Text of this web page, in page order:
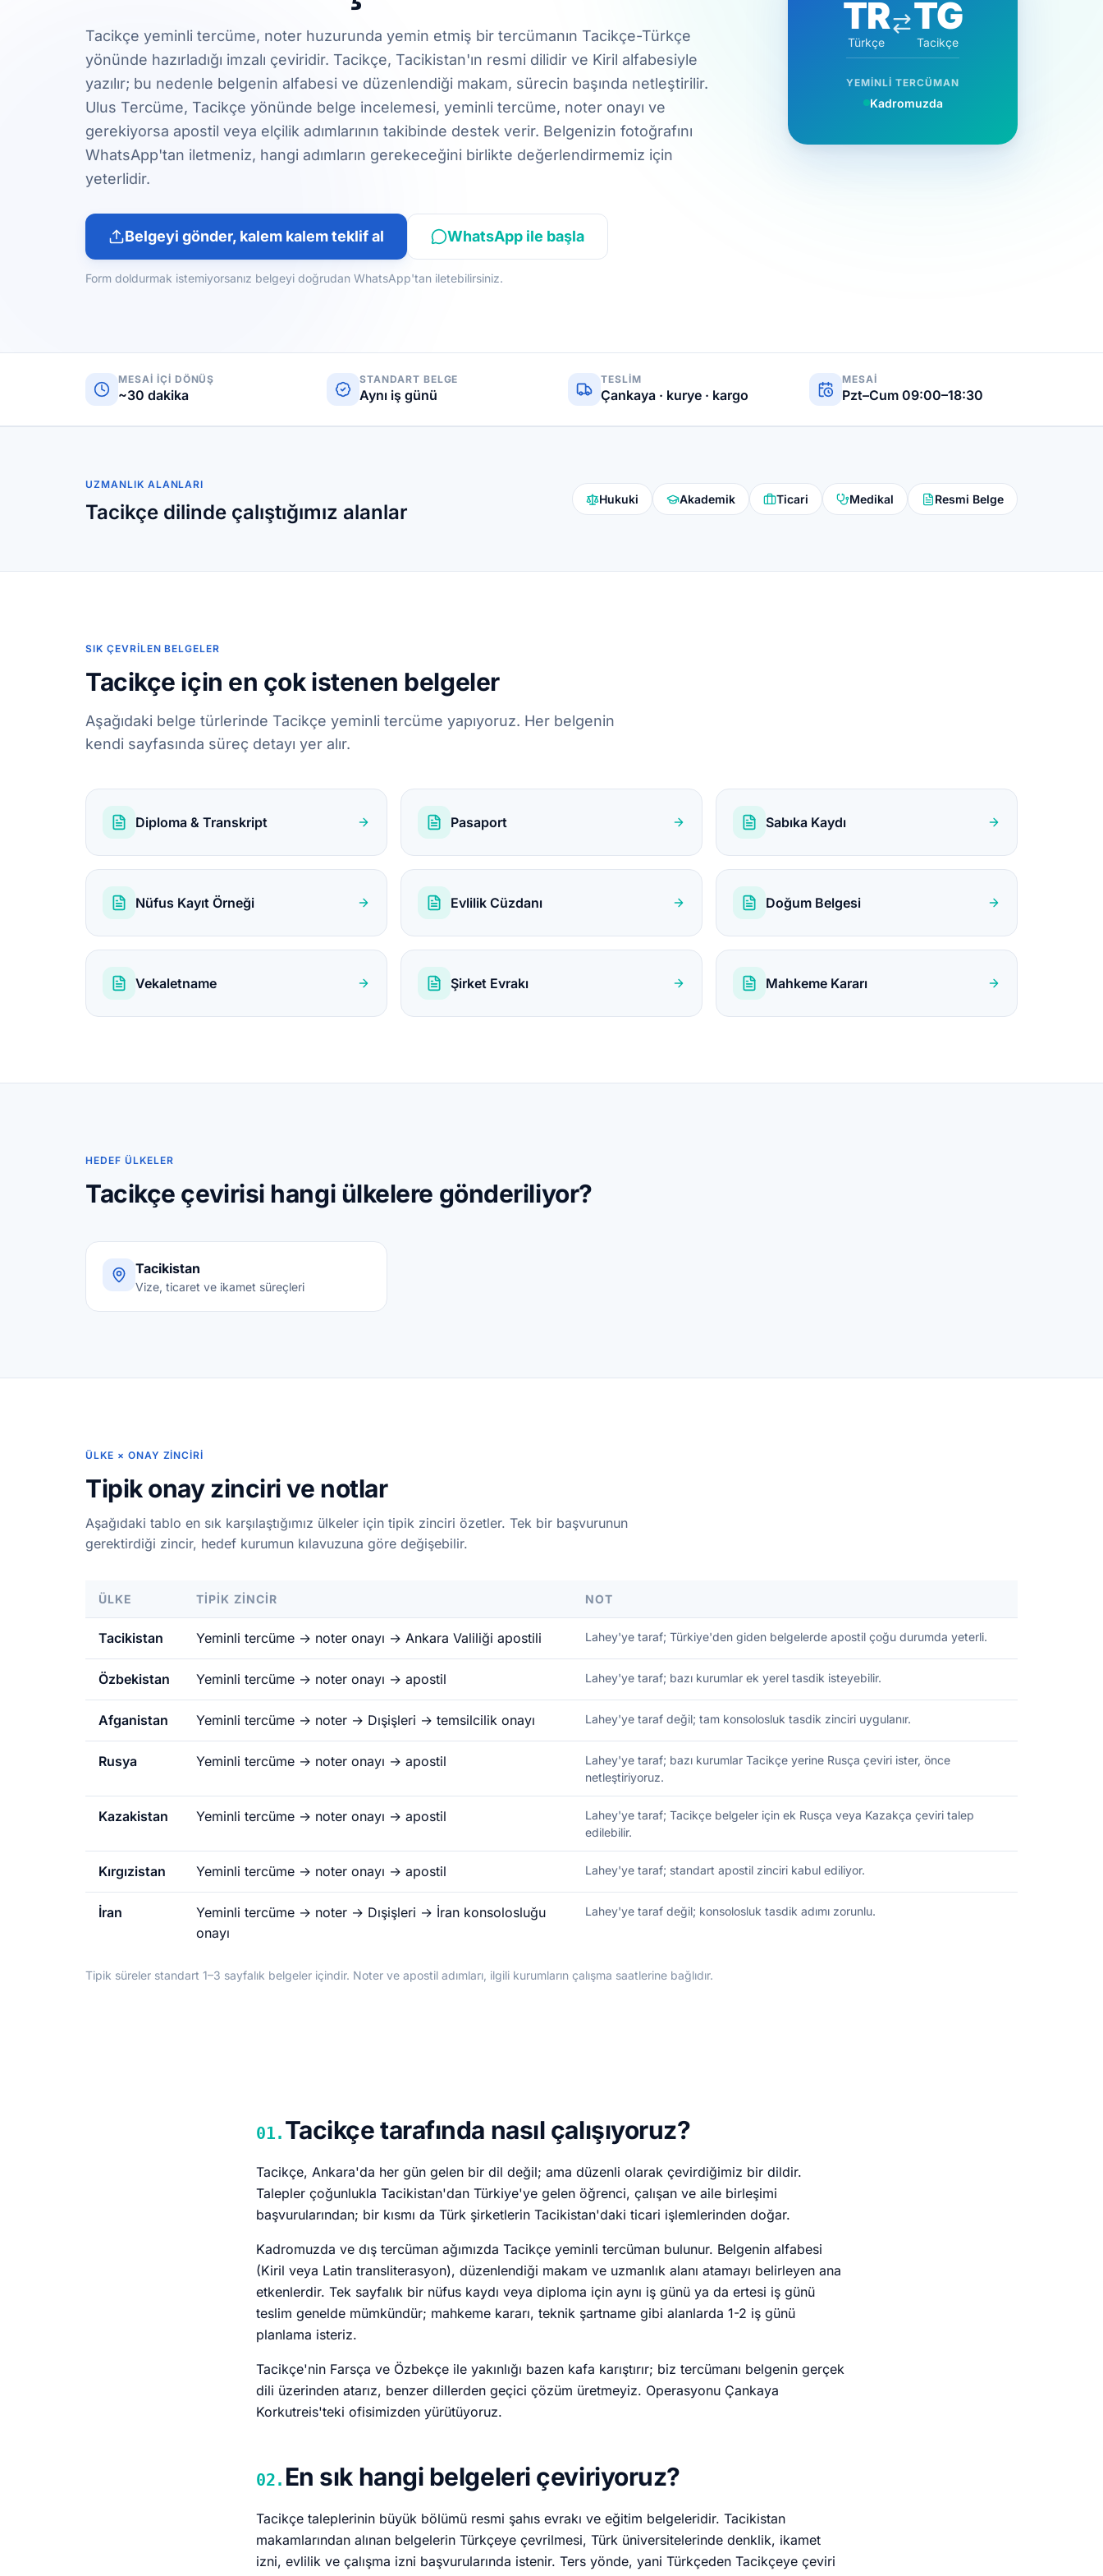
Tacikçe yeminli tercüme, noter huzurunda yemin etmiş bir tercümanın Tacikçe-Türkçe
yönünde hazırladığı imzalı çeviridir. Tacikçe, Tacikistan'ın resmi dilidir ve Kiril alfabesiyle
yazılır; bu nedenle belgenin alfabesi ve düzenlendiği makam, sürecin başında netleştirilir.
Ulus Tercüme, Tacikçe yönünde belge incelemesi, yeminli tercüme, noter onayı ve
gerekiyorsa apostil veya elçilik adımlarının takibinde destek verir. Belgenizin fotoğrafını
WhatsApp'tan iletmeniz, hangi adımların gerekeceğini birlikte değerlendirmemiz için
yeterlidir.
Belgeyi gönder, kalem kalem teklif al WhatsApp ile başla
Form doldurmak istemiyorsanız belgeyi doğrudan WhatsApp'tan iletebilirsiniz.
TR
Türkçe
TG
Tacikçe
YEMINLI TERCÜMAN
Kadromuzda
MESAI IÇI DÖNÜŞ
~30 dakika
STANDART BELGE
Aynı iş günü
TESLIM
Çankaya · kurye · kargo
MESAI
Pzt–Cum 09:00–18:30
UZMANLIK ALANLARI
Tacikçe dilinde çalıştığımız alanlar
Hukuki Akademik Ticari Medikal Resmi Belge
SIK ÇEVRILEN BELGELER
Tacikçe için en çok istenen belgeler
Aşağıdaki belge türlerinde Tacikçe yeminli tercüme yapıyoruz. Her belgenin
kendi sayfasında süreç detayı yer alır.
Diploma & Transkript Pasaport Sabıka Kaydı
Nüfus Kayıt Örneği Evlilik Cüzdanı Doğum Belgesi
Vekaletname Şirket Evrakı Mahkeme Kararı
HEDEF ÜLKELER
Tacikçe çevirisi hangi ülkelere gönderiliyor?
Tacikistan
Vize, ticaret ve ikamet süreçleri
ÜLKE × ONAY ZINCIRI
Tipik onay zinciri ve notlar
Aşağıdaki tablo en sık karşılaştığımız ülkeler için tipik zinciri özetler. Tek bir başvurunun
gerektirdiği zincir, hedef kurumun kılavuzuna göre değişebilir.
ÜLKE TIPIK ZINCIR NOT
Tacikistan Yeminli tercüme → noter onayı → Ankara Valiliği apostili Lahey'ye taraf; Türkiye'den giden belgelerde apostil çoğu durumda yeterli.
Özbekistan Yeminli tercüme → noter onayı → apostil Lahey'ye taraf; bazı kurumlar ek yerel tasdik isteyebilir.
Afganistan Yeminli tercüme → noter → Dışişleri → temsilcilik onayı Lahey'ye taraf değil; tam konsolosluk tasdik zinciri uygulanır.
Rusya Yeminli tercüme → noter onayı → apostil
Lahey'ye taraf; bazı kurumlar Tacikçe yerine Rusça çeviri ister, önce
netleştiriyoruz.
Kazakistan Yeminli tercüme → noter onayı → apostil
Lahey'ye taraf; Tacikçe belgeler için ek Rusça veya Kazakça çeviri talep
edilebilir.
Kırgızistan Yeminli tercüme → noter onayı → apostil Lahey'ye taraf; standart apostil zinciri kabul ediliyor.
İran
Yeminli tercüme → noter → Dışişleri → İran konsolosluğu
onayı
Lahey'ye taraf değil; konsolosluk tasdik adımı zorunlu.
Tipik süreler standart 1–3 sayfalık belgeler içindir. Noter ve apostil adımları, ilgili kurumların çalışma saatlerine bağlıdır.
01. Tacikçe tarafında nasıl çalışıyoruz?
Tacikçe, Ankara'da her gün gelen bir dil değil; ama düzenli olarak çevirdiğimiz bir dildir.
Talepler çoğunlukla Tacikistan'dan Türkiye'ye gelen öğrenci, çalışan ve aile birleşimi
başvurularından; bir kısmı da Türk şirketlerin Tacikistan'daki ticari işlemlerinden doğar.
Kadromuzda ve dış tercüman ağımızda Tacikçe yeminli tercüman bulunur. Belgenin alfabesi
(Kiril veya Latin transliterasyon), düzenlendiği makam ve uzmanlık alanı atamayı belirleyen ana
etkenlerdir. Tek sayfalık bir nüfus kaydı veya diploma için aynı iş günü ya da ertesi iş günü
teslim genelde mümkündür; mahkeme kararı, teknik şartname gibi alanlarda 1-2 iş günü
planlama isteriz.
Tacikçe'nin Farsça ve Özbekçe ile yakınlığı bazen kafa karıştırır; biz tercümanı belgenin gerçek
dili üzerinden atarız, benzer dillerden geçici çözüm üretmeyiz. Operasyonu Çankaya
Korkutreis'teki ofisimizden yürütüyoruz.
02. En sık hangi belgeleri çeviriyoruz?
Tacikçe taleplerinin büyük bölümü resmi şahıs evrakı ve eğitim belgeleridir. Tacikistan
makamlarından alınan belgelerin Türkçeye çevrilmesi, Türk üniversitelerinde denklik, ikamet
izni, evlilik ve çalışma izni başvurularında istenir. Ters yönde, yani Türkçeden Tacikçeye çeviri